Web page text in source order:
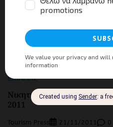
Facebook
X
Μοιραστείτε
ΕΙΔΉΣΕΙΣ
Νικητιάδης: Ιστορική
2011
Tourism Press 21/11/2011 0